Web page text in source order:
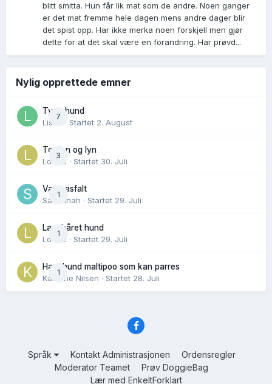
blitt smitta. Hun får lik mat som de andre. Noen ganger
er det mat fremme hele dagen mens andre dager blir
det spist opp. Har ikke merka noen forskjell men gjør
dette for at det skal være en forandring. Har prøvd...
Nylig opprettede emner
7
Tynn hund
Lisen
· Startet 2. August
3
Torden og lyn
Lovise · Startet 30. Juli
1
Varm asfalt
Savannah · Startet 29. Juli
1
Langhåret hund
Lovise · Startet 29. Juli
1
Hannhund maltipoo som kan parres
Karoline Nilsen · Startet 28. Juli
Språk Kontakt Administrasjonen
Ordensregler
Moderator Teamet
Prøv DoggieBag
Lær med EnkeltForklart